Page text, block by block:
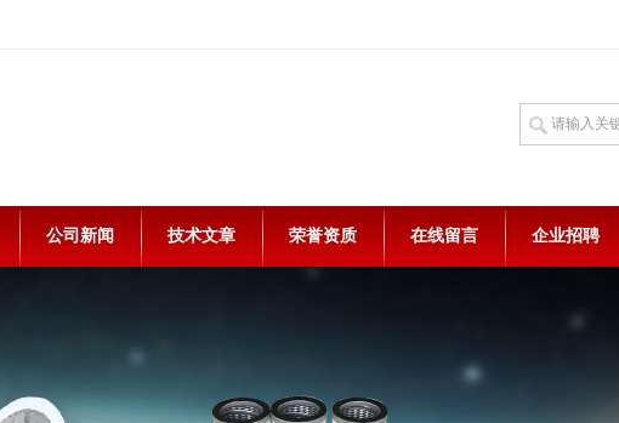
公司新闻 技术文章 荣誉资质 在线留言 企业招聘